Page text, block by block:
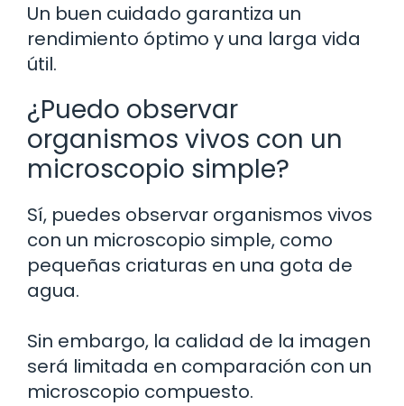
Un buen cuidado garantiza un
rendimiento óptimo y una larga vida
útil.
¿Puedo observar
organismos vivos con un
microscopio simple?
Sí, puedes observar organismos vivos
con un microscopio simple, como
pequeñas criaturas en una gota de
agua.
Sin embargo, la calidad de la imagen
será limitada en comparación con un
microscopio compuesto.